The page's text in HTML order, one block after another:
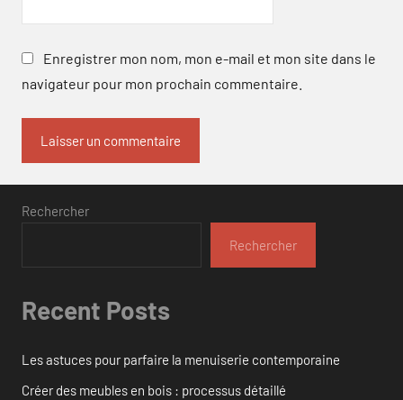
Enregistrer mon nom, mon e-mail et mon site dans le
navigateur pour mon prochain commentaire.
Rechercher
Rechercher
Recent Posts
Les astuces pour parfaire la menuiserie contemporaine
Créer des meubles en bois : processus détaillé